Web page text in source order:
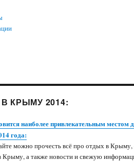
КРЫМУ 2014:
наиболее привлекательным местом
года:
можно прочесть всё про отдых в
Крыму, а также новости и свежую